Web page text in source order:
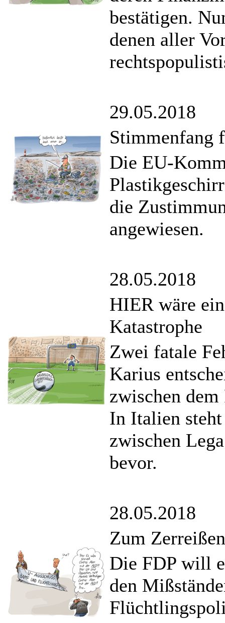
bestätigen.
denen aller
29.05.2018
Stimmenfang
Die EU-
die
angewiesen.
28.05.2018
HIER wäre
Katastrophe
Zwei fatale
Karius
zwischen
In Italien
zwischen
bevor.
28.05.2018
Zum Zerreißen
Die FDP will
den